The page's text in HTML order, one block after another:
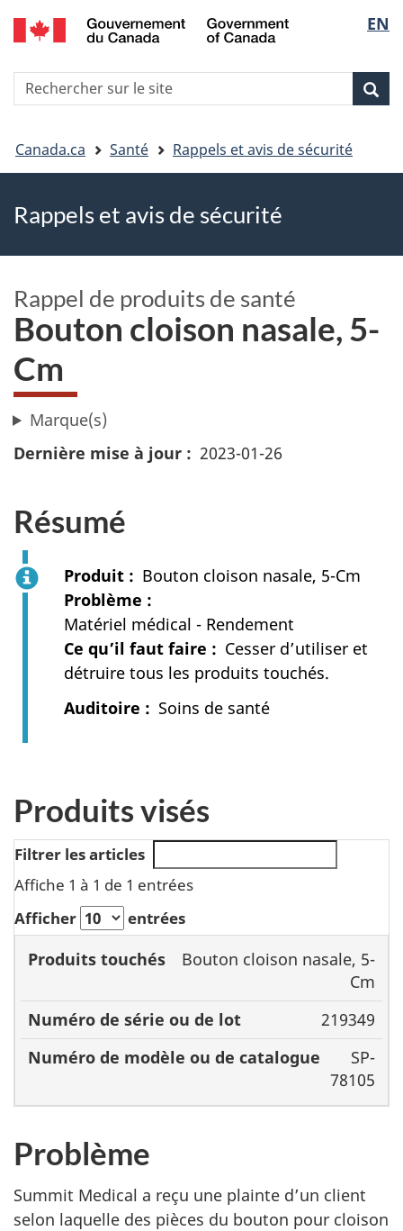
Skip
to
Skip
to
Passer
à
HTML
de
la
EN
Recherche
Vous
êtes
ici
Canada.ca Santé Rappels et avis de sécurité
Rappels et avis de sécurité
Rappel de produits de santé
Bouton cloison nasale, 5-
Cm
Marque(s)
Dernière mise à jour
2023-01-26
Résumé
Produit
Bouton cloison nasale, 5-Cm
Problème
Matériel médical - Rendement
Ce qu’il faut faire
Cesser d’utiliser et
détruire tous les produits touchés.
Auditoire
Soins de santé
Produits visés
Filtrer les articles
Affiche 1 à 1 de 1 entrées
Afficher
entrées
Produits
touchés
Numéro
ou de
lot
modèle ou de
catalogue
Bouton cloison nasale, 5-
Cm
219349
SP-
78105
Problème
Summit Medical a reçu une plainte d’un client
selon laquelle des pièces du bouton pour cloison